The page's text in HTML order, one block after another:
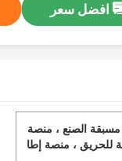
افضل سعر
مسبقة الصنع ، منصة
للحريق ، منصة إطا